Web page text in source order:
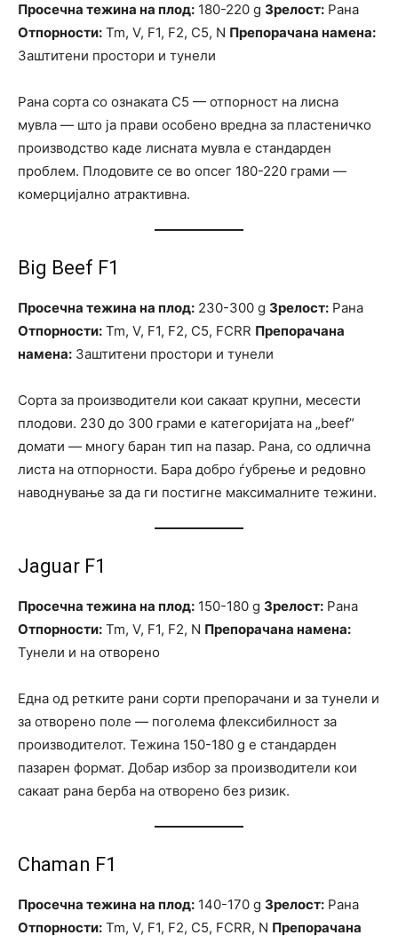
Просечна тежина на плод: 180-220 g Зрелост: Рана
Отпорности: Tm, V, F1, F2, C5, N Препорачана намена:
Заштитени простори и тунели
Рана сорта со ознаката C5 — отпорност на лисна
мувла — што ја прави особено вредна за пластеничко
производство каде лисната мувла е стандарден
проблем. Плодовите се во опсег 180-220 грами —
комерцијално атрактивна.
Big Beef F1
Просечна тежина на плод: 230-300 g Зрелост: Рана
Отпорности: Tm, V, F1, F2, C5, FCRR Препорачана
намена: Заштитени простори и тунели
Сорта за производители кои сакаат крупни, месести
плодови. 230 до 300 грами е категоријата на „beef”
домати — многу баран тип на пазар. Рана, со одлична
листа на отпорности. Бара добро ѓубрење и редовно
наводнување за да ги постигне максималните тежини.
Jaguar F1
Просечна тежина на плод: 150-180 g Зрелост: Рана
Отпорности: Tm, V, F1, F2, N Препорачана намена:
Тунели и на отворено
Една од ретките рани сорти препорачани и за тунели и
за отворено поле — поголема флексибилност за
производителот. Тежина 150-180 g е стандарден
пазарен формат. Добар избор за производители кои
сакаат рана берба на отворено без ризик.
Chaman F1
Просечна тежина на плод: 140-170 g Зрелост: Рана
Отпорности: Tm, V, F1, F2, C5, FCRR, N Препорачана